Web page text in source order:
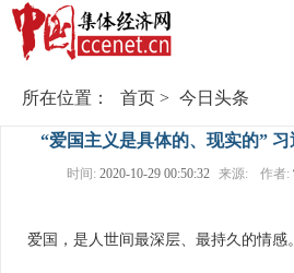
所在位置： 首页 > 今日头条
“爱国主义是具体的、现实的”
时间: 2020-10-29 00:50:32 来源: 作者:
爱国，是人世间最深层、最持久的情感。